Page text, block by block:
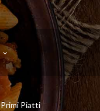
Primi Piatti